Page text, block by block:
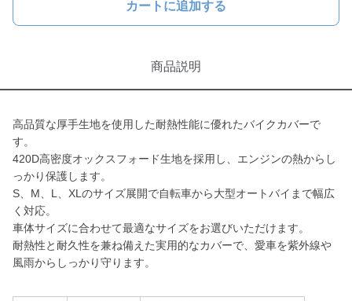
カートに追加する
商品説明
高品質な厚手生地を使用した耐熱性能に優れたバイクカバーで
す。
420D高密度オックスフォード生地を採用し、エンジンの熱からし
っかり保護します。
S、M、L、XLのサイズ展開で自転車から大型オートバイまで幅広
く対応。
車体サイズに合わせて最適なサイズをお選びいただけます。
耐熱性と耐久性を兼ね備えた実用的なカバーで、愛車を紫外線や
風雨からしっかり守ります。